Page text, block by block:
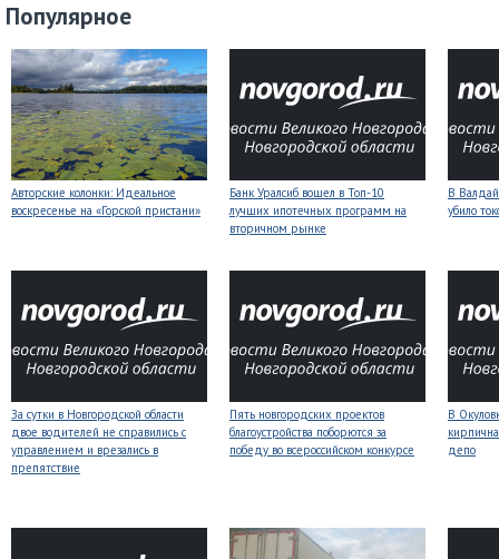
Популярное
Авторские колонки: Идеальное
воскресенье на «Горской пристани»
Банк Уралсиб вошел в Топ-10
лучших ипотечных программ на
вторичном рынке
В
убило
За сутки в Новгородской области
двое водителей не справились с
управлением и врезались в
препятствие
Пять новгородских проектов
благоустройства поборются за
победу во всероссийском конкурсе
В
депо